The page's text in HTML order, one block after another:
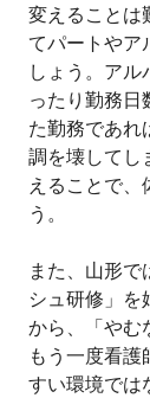
変えることは
てパートやア
しょう。ア
ったり勤務日
た勤務であれ
調を壊してし
えることで
う。
また、山形
シュ研修」
から、「やむ
もう一度看
すい環境では